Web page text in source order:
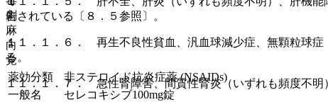
告されている〔８．５参照〕。
１１．１．６． 再生不良性貧血、汎血球減少症、無顆粒球
る。
１１．１．７． 急性腎障害、間質性腎炎（いずれも頻度不明
劇
麻
向
覚
薬効分類
非ステロイド抗炎症薬 (NSAIDs)
一般名
セレコキシブ100mg錠